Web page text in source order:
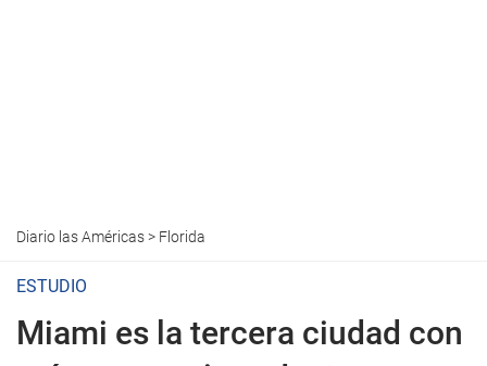
Diario las Américas> Florida
ESTUDIO
Miami es la tercera ciudad con